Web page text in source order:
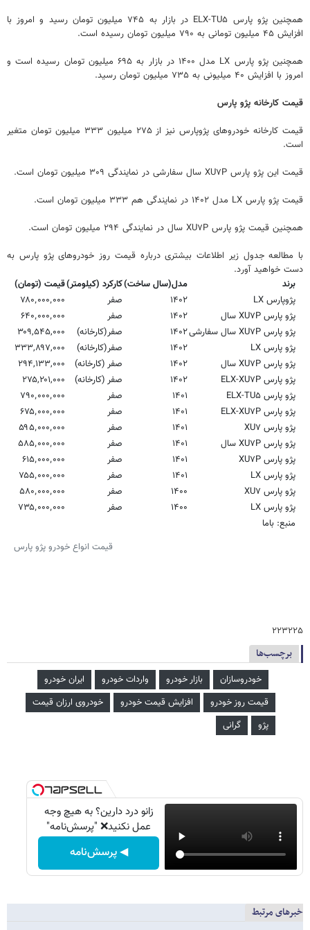
همچنین پژو پارس ELX-TU۵ در بازار به ۷۴۵ میلیون تومان رسید و امروز با
افزایش ۴۵ میلیون تومانی به ۷۹۰ میلیون تومان رسیده است.
همچنین پژو پارس LX مدل ۱۴۰۰ در بازار به ۶۹۵ میلیون تومان رسیده است و
امروز با افزایش ۴۰ میلیونی به ۷۳۵ میلیون تومان رسید.
قیمت کارخانه پژو پارس
قیمت کارخانه خودروهای پژوپارس نیز از ۲۷۵ میلیون ۳۳۳ میلیون تومان متغیر
است.
قیمت این پژو پارس XU۷P سال سفارشی در نمایندگی ۳۰۹ میلیون تومان است.
قیمت پژو پارس LX مدل ۱۴۰۲ در نمایندگی هم ۳۳۳ میلیون تومان است.
همچنین قیمت پژو پارس XU۷P سال در نمایندگی ۲۹۴ میلیون تومان است.
با مطالعه جدول زیر اطلاعات بیشتری درباره قیمت روز خودروهای پژو پارس به
دست خواهید آورد.
قیمت انواع خودرو پژو پارس
برند مدل(سال ساخت)کارکرد (کیلومتر)قیمت (تومان)
پژوپارس LX
۱۴۰۲ صفر
۷۸۰٬۰۰۰٬۰۰۰
پژو پارس XU۷P سال
۱۴۰۲ صفر
۶۴۰٬۰۰۰٬۰۰۰
پژو پارس XU۷P سال سفارشی
۱۴۰۲ صفر(کارخانه)
۳۰۹,۵۴۵,۰۰۰
پژو پارس LX
۱۴۰۲ صفر(کارخانه)
۳۳۳,۸۹۷,۰۰۰
پژو پارس XU۷P سال
۱۴۰۲ صفر (کارخانه)
۲۹۴,۱۳۳,۰۰۰
پژو پارس ELX-XU۷P
۱۴۰۲ صفر (کارخانه)
۲۷۵,۲۰۱,۰۰۰
پژو پارس ELX-TU۵
۱۴۰۱ صفر
۷۹۰٬۰۰۰٬۰۰۰
پژو پارس ELX-XU۷P
۱۴۰۱ صفر
۶۷۵٬۰۰۰٬۰۰۰
پژو پارس XU۷
۱۴۰۱ صفر
۵۹۵٬۰۰۰٬۰۰۰
پژو پارس XU۷P سال
۱۴۰۱ صفر
۵۸۵٬۰۰۰٬۰۰۰
پژو پارس XU۷P
۱۴۰۱ صفر
۶۱۵٬۰۰۰٬۰۰۰
پژو پارس LX
۱۴۰۱ صفر
۷۵۵٬۰۰۰٬۰۰۰
پژو پارس XU۷
۱۴۰۰ صفر
۵۸۰٬۰۰۰٬۰۰۰
پژو پارس LX
۱۴۰۰ صفر
۷۳۵٬۰۰۰٬۰۰۰
منبع: باما
۲۲۳۲۲۵
برچسب‌ها
خودروسازان بازار خودرو واردات خودرو
ایران خودرو
قیمت روز خودرو
افزایش قیمت خودرو
خودروی ارزان قیمت
پژو
گرانی
زانو درد دارین؟ به هیچ وجه
عمل نکنید❌ "پرسش‌نامه"
◀ پرسش‌نامه
خبرهای مرتبط